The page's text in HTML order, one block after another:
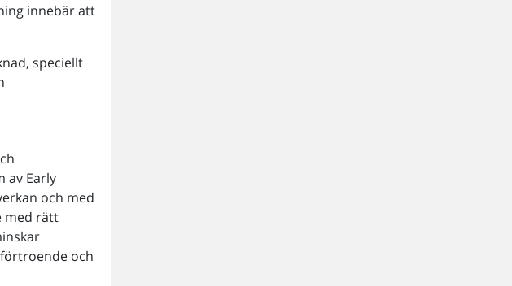
innebär att
speciellt
av Early
och med
med rätt
och